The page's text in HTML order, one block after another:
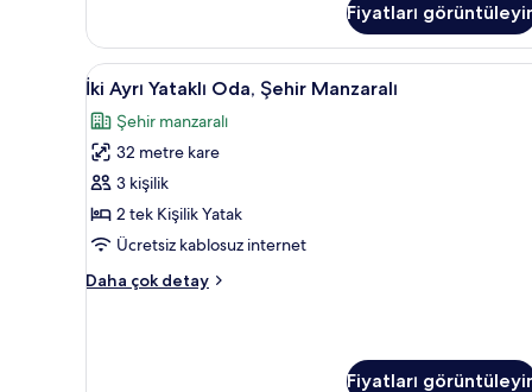
fotoğrafları
görün
Dinlenme
Salonu
Girişi,
Nehir
Manzaralı
hakkında
daha
fazla
detay
Fiyatları
İki
Ayrı
Yataklı
Oda,
Şehir
Manzaralı
için
fotoğrafları
Minibar, odada kasa, masa,
6
İki Ayrı Yataklı Oda, Şehir Manzaralı
Şehir manzaralı
32 metre kare
3 kişilik
2 tek Kişilik Yatak
Ücretsiz kablosuz internet
Daha çok detay
İki
Fiyatları